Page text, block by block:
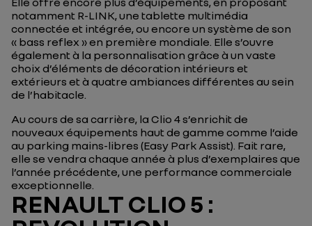
notamment R-LINK, une tablette multimédia
connectée et intégrée, ou encore un système de son
« bass reflex » en première mondiale. Elle s’ouvre
également à la personnalisation grâce à un vaste
choix d’éléments de décoration intérieurs et
extérieurs et à quatre ambiances différentes au sein
de l’habitacle.
Au cours de sa carrière, la Clio 4 s’enrichit de
nouveaux équipements haut de gamme comme l’aide
au parking mains-libres (Easy Park Assist). Fait rare,
elle se vendra chaque année à plus d’exemplaires que
l’année précédente, une performance commerciale
exceptionnelle.
RENAULT CLIO 5 :